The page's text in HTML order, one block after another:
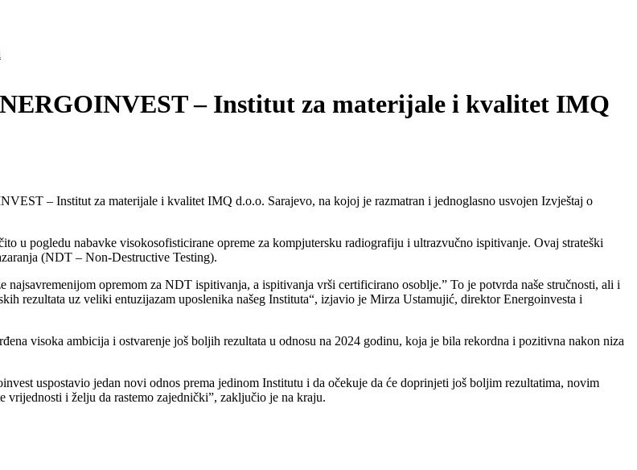
– Institut za materijale i kvalitet IMQ
– Institut za materijale i kvalitet IMQ d.o.o. Sarajevo, na kojoj je razmatran i jednoglasno usvojen Izvještaj o
u pogledu nabavke visokosofisticirane opreme za kompjutersku radiografiju i ultrazvučno ispitivanje. Ovaj strateški
(NDT – Non-Destructive Testing).
opremom za NDT ispitivanja, a ispitivanja vrši certificirano osoblje.” To je potvrda naše stručnosti, ali i
rezultata uz veliki entuzijazam uposlenika našeg Instituta“, izjavio je Mirza Ustamujić, direktor Energoinvesta i
visoka ambicija i ostvarenje još boljih rezultata u odnosu na 2024 godinu, koja je bila rekordna i pozitivna nakon niza
uspostavio jedan novi odnos prema jedinom Institutu i da očekuje da će doprinjeti još boljim rezultatima, novim
i želju da rastemo zajednički”, zaključio je na kraju.